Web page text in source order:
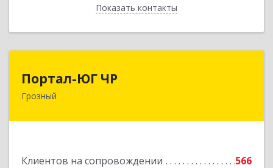
Показать контакты
Назад
Портал-ЮГ ЧР
Грозный
Клиентов на сопровождении
566
364906, Чеченская Респ, Грозный г, Путина пр-